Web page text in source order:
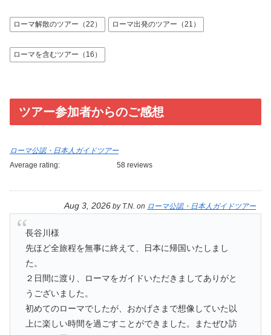
ローマ解散のツアー（22） ローマ出発のツアー（21）
ローマを含むツアー（16）
ツアー参加者からのご感想
ローマ公認・日本人ガイドツアー
Average rating:
58 reviews
Aug 3, 2026 by T.N. on ローマ公認・日本人ガイドツアー
長谷川様
先ほど全旅程を無事に終えて、日本に帰国いたしまし
た。
２日間に渡り、ローマをガイドいただきましてありがと
うございました。
初めてのローマでしたが、おかげさまで想像していた以
上に楽しい時間を過ごすことができました。またぜひ訪